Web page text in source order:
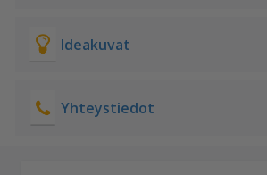
Ideakuvat
Yhteystiedot